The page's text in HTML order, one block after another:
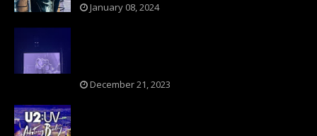
January 08, 2024
December 21, 2023